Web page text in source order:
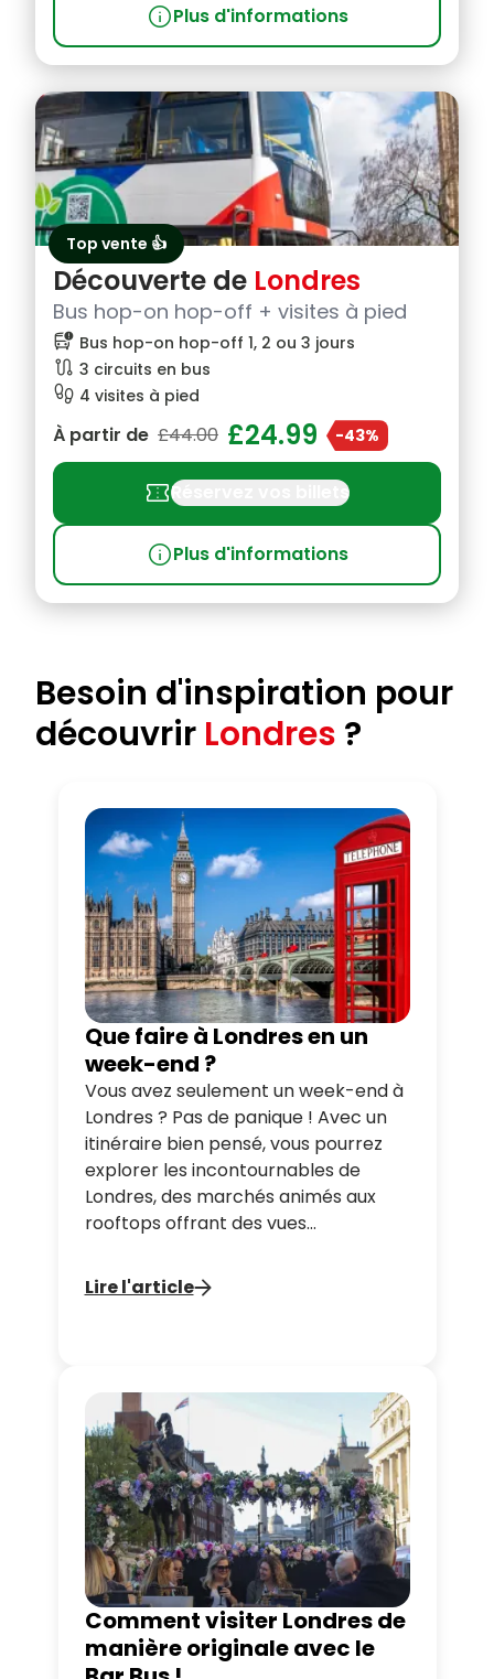
infoPlus d'informations
Top vente 👍
Découverte de Londres
Bus hop-on hop-off + visites à pied
bus_alert Bus hop-on hop-off 1, 2 ou 3 jours
route 3 circuits en bus
footprint 4 visites à pied
À partir de £44.00 £24.99 -43%
confirmation_numberRéservez vos billets
infoPlus d'informations
Besoin d'inspiration pour
découvrir Londres ?
Que faire à Londres en un
week-end ?
Vous avez seulement un week-end à
Londres ? Pas de panique ! Avec un
itinéraire bien pensé, vous pourrez
explorer les incontournables de
Londres, des marchés animés aux
rooftops offrant des vues
vous donnera toutes les astuces pour
profiter pleinement de 48 heures
Lire l'article
Comment visiter Londres de
manière originale avec le